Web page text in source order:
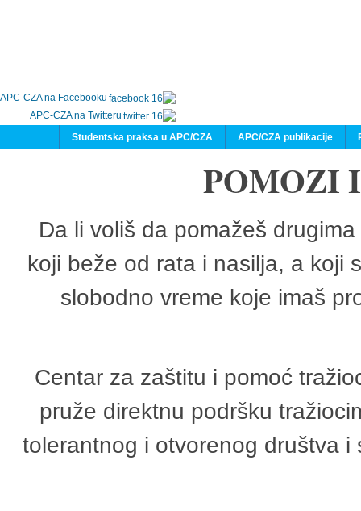
APC-CZA na Facebooku
APC-CZA na Twitteru
APC/CZA publikacije
Studentska praksa u APC/CZA
POMOZI
Da li voliš da pomažeš
koji beže od rata i nasilja, a koji
slobodno vreme koje imaš
Centar za zaštitu i pomoć
pruže direktnu podršku
tolerantnog i otvorenog društva